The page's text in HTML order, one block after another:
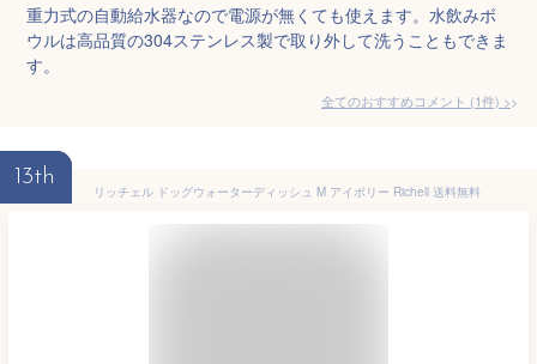
重力式の自動給水器なので電源が無くても使えます。水飲みボ
ウルは高品質の304ステンレス製で取り外して洗うこともできま
す。
全てのおすすめコメント (1件) >
13th
リッチェル ドッグウォーターディッシュ M アイボリー Richell 送料無料